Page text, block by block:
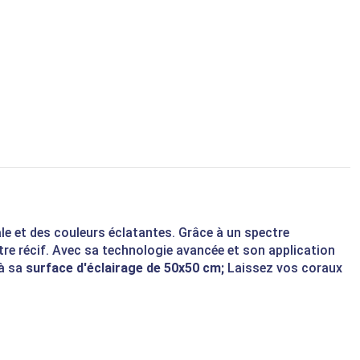
et des couleurs éclatantes. Grâce à un spectre
récif. Avec sa technologie avancée et son application
sa surface d'éclairage de 50x50 cm; Laissez vos coraux